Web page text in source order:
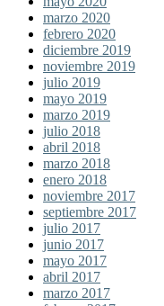
marzo 2020
febrero 2020
diciembre 2019
noviembre 2019
julio 2019
mayo 2019
marzo 2019
julio 2018
abril 2018
marzo 2018
enero 2018
noviembre 2017
septiembre 2017
julio 2017
junio 2017
mayo 2017
abril 2017
marzo 2017